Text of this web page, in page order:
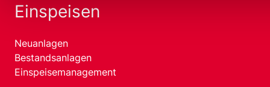
Einspeisen
Neuanlagen
Bestandsanlagen
Einspeisemanagement